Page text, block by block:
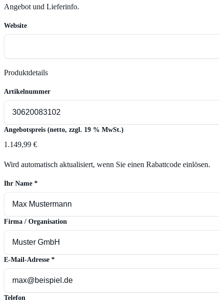
Angebot und Lieferinfo.
Website
Produktdetails
Artikelnummer
Angebotspreis (netto, zzgl. 19 % MwSt.)
1.149,99 €
Wird automatisch aktualisiert, wenn Sie einen Rabattcode einlösen.
Ihr Name *
Firma / Organisation
E-Mail-Adresse *
Telefon